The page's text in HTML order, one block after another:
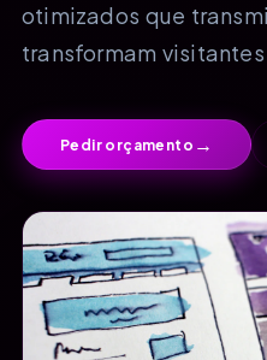
otimizados que
transformam
Pedir orçamento →